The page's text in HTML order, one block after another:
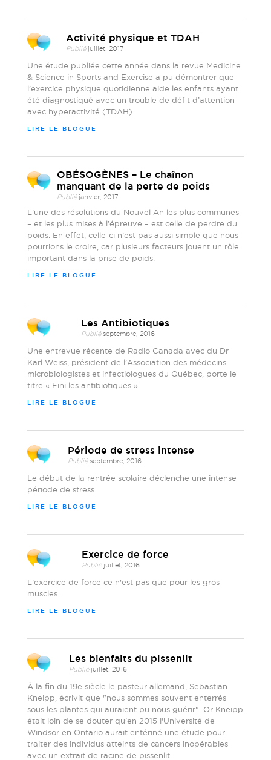
Activité physique et TDAH
Publié juillet, 2017
Une étude publiée cette année dans la revue Medicine
& Science in Sports and Exercise a pu démontrer que
l’exercice physique quotidienne aide les enfants ayant
été diagnostiqué avec un trouble de défit d’attention
avec hyperactivité (TDAH).
LIRE LE BLOGUE
OBÉSOGÈNES – Le chaînon
manquant de la perte de poids
Publié janvier, 2017
L’une des résolutions du Nouvel An les plus communes
– et les plus mises à l’épreuve – est celle de perdre du
poids. En effet, celle-ci n’est pas aussi simple que nous
pourrions le croire, car plusieurs facteurs jouent un rôle
important dans la prise de poids.
LIRE LE BLOGUE
Les Antibiotiques
Publiéseptembre, 2016
Une entrevue récente de Radio Canada avec du Dr
Karl Weiss, président de l’Association des médecins
microbiologistes et infectiologues du Québec, porte le
titre « Fini les antibiotiques ».
LIRE LE BLOGUE
Période de stress intense
Publiéseptembre, 2016
Le début de la rentrée scolaire déclenche une intense
période de stress.
LIRE LE BLOGUE
Exercice de force
Publié juillet, 2016
L’exercice de force ce n'est pas que pour les gros
muscles.
LIRE LE BLOGUE
Les bienfaits du pissenlit
Publié juillet, 2016
À la fin du 19e siècle le pasteur allemand, Sebastian
Kneipp, écrivit que "nous sommes souvent enterrés
sous les plantes qui auraient pu nous guérir". Or Kneipp
était loin de se douter qu'en 2015 l'Université de
Windsor en Ontario aurait entériné une étude pour
traiter des individus atteints de cancers inopérables
avec un extrait de racine de pissenlit.